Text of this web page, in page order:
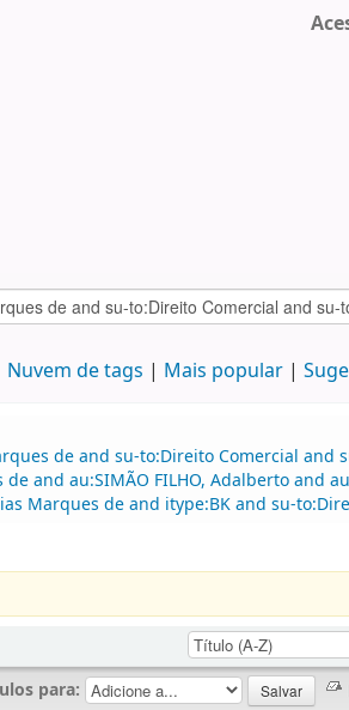
Nuvem de tags Mais popular
de and su-to:Direito Comercial
and au:SIMÃO FILHO, Adalberto and
Marques de and itype:BK and su-
para: